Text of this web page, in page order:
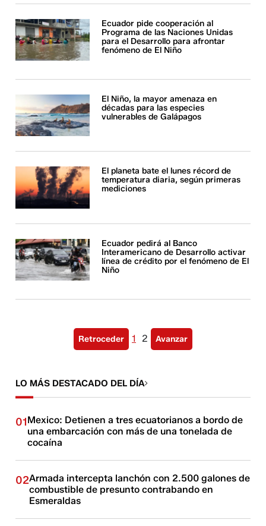
Ecuador pide cooperación al
Programa de las Naciones Unidas
para el Desarrollo para afrontar
fenómeno de El Niño
El Niño, la mayor amenaza en
décadas para las especies
vulnerables de Galápagos
El planeta bate el lunes récord de
temperatura diaria, según primeras
mediciones
Ecuador pedirá al Banco
Interamericano de Desarrollo activar
línea de crédito por el fenómeno de El
Niño
Retroceder 1 2 Avanzar
LO MÁS DESTACADO DEL DÍA
01Mexico: Detienen a tres ecuatorianos a bordo de
una embarcación con más de una tonelada de
cocaína
02Armada intercepta lanchón con 2.500 galones de
combustible de presunto contrabando en
Esmeraldas